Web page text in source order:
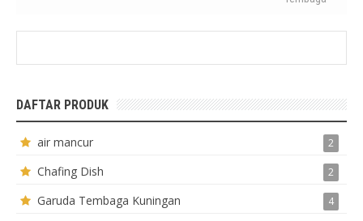
DAFTAR PRODUK
air mancur 2
Chafing Dish 2
Garuda Tembaga Kuningan 4